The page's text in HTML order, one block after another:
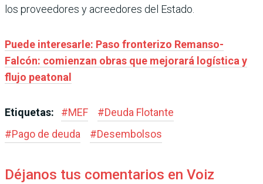
los proveedores y acreedores del Estado.
Puede interesarle: Paso fronterizo Remanso-
Falcón: comienzan obras que mejorará logística y
flujo peatonal
Etiquetas: #MEF #Deuda Flotante
#Pago de deuda #Desembolsos
Déjanos tus comentarios en Voiz